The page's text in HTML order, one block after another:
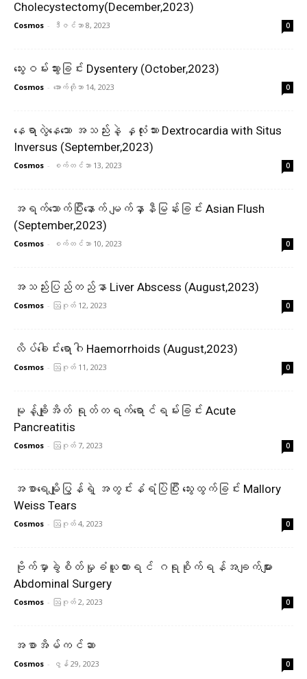
Cholecystectomy(December,2023)
Cosmos - ဒီဇင်ဘာ 8, 2023 0
သွေးဝမ်းသွားခြင်း Dysentery (October,2023)
Cosmos - အောက်တိုဘာ 14, 2023 0
နေရာလွဲနေသော အသည်းနဲ့ နှလုံးသား Dextrocardia with Situs
Inversus (September,2023)
Cosmos - စက်တင်ဘာ 13, 2023 0
အရက်သောက်ပြီးနောက် မျက်နှာနီမြန်းခြင်း Asian Flush
(September,2023)
Cosmos - စက်တင်ဘာ 10, 2023 0
အသည်းပြည်တည်နာ Liver Abscess (August,2023)
Cosmos - ဩဂုတ် 12, 2023 0
လိပ်ခေါင်းရောဂါ Haemorrhoids (August,2023)
Cosmos - ဩဂုတ် 11, 2023 0
မုန့်ချိုအိတ် ရုတ်တရက်ရောင်ရမ်းခြင်း Acute
Pancreatitis
Cosmos - ဩဂုတ် 7, 2023 0
အစာရေမျိုပြွန်ရဲ့ အတွင်းနံရံပြဲပြီး သွေးထွက်ခြင်း Mallory
Weiss Tears
Cosmos - ဩဂုတ် 4, 2023 0
ဗိုက်မှာခွဲစိတ်မှုခံယူထားရင် ဂရုစိုက်ရန်အချက်များ
Abdominal Surgery
Cosmos - ဩဂုတ် 2, 2023 0
အစာအိမ်ကင်ဆာ
Cosmos - ဇွန် 29, 2023 0